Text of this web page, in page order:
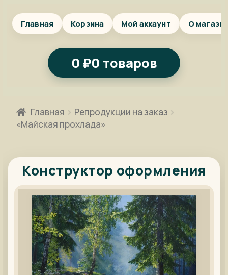
Главная Корзина Мой аккаунт О
0 ₽0 товаров
Главная
Репродукции на заказ
«Майская прохлада»
Конструктор оформления